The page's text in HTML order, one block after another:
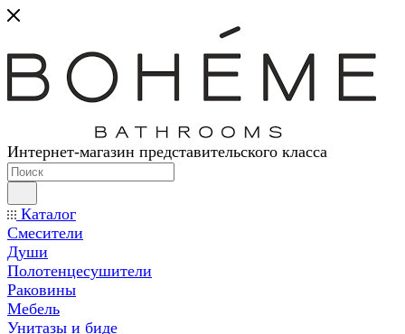
Интернет-магазин представительского класса
Каталог
Смесители
Души
Полотенцесушители
Раковины
Мебель
Унитазы и биде